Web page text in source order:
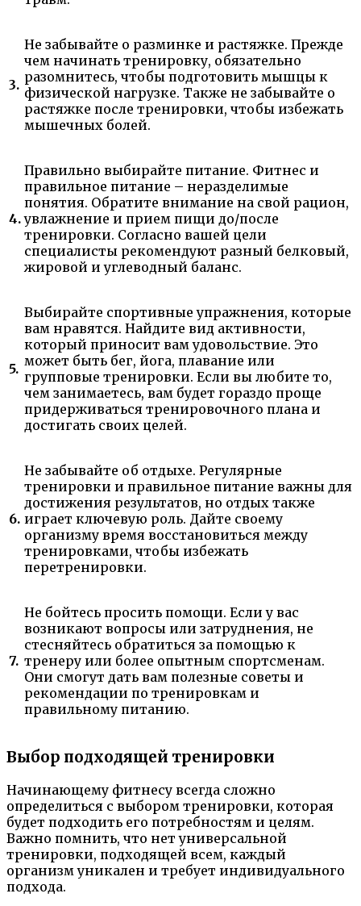
3.
Не забывайте о разминке и растяжке. Прежде
чем начинать тренировку, обязательно
разомнитесь, чтобы подготовить мышцы к
физической нагрузке. Также не забывайте о
растяжке после тренировки, чтобы избежать
мышечных болей.
4.
Правильно выбирайте питание. Фитнес и
правильное питание – неразделимые
понятия. Обратите внимание на свой рацион,
увлажнение и прием пищи до/после
тренировки. Согласно вашей цели
специалисты рекомендуют разный белковый,
жировой и углеводный баланс.
5.
Выбирайте спортивные упражнения, которые
вам нравятся. Найдите вид активности,
который приносит вам удовольствие. Это
может быть бег, йога, плавание или
групповые тренировки. Если вы любите то,
чем занимаетесь, вам будет гораздо проще
придерживаться тренировочного плана и
достигать своих целей.
6.
Не забывайте об отдыхе. Регулярные
тренировки и правильное питание важны для
достижения результатов, но отдых также
играет ключевую роль. Дайте своему
организму время восстановиться между
тренировками, чтобы избежать
перетренировки.
7.
Не бойтесь просить помощи. Если у вас
возникают вопросы или затруднения, не
стесняйтесь обратиться за помощью к
тренеру или более опытным спортсменам.
Они смогут дать вам полезные советы и
рекомендации по тренировкам и
правильному питанию.
Выбор подходящей тренировки
Начинающему фитнесу всегда сложно
определиться с выбором тренировки, которая
будет подходить его потребностям и целям.
Важно помнить, что нет универсальной
тренировки, подходящей всем, каждый
организм уникален и требует индивидуального
подхода.